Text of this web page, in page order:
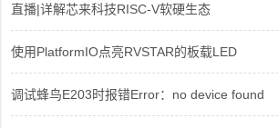
直播|详解芯来科技RISC-V软硬生态
使用PlatformIO点亮RVSTAR的板载LED
调试蜂鸟E203时报错Error：no device found